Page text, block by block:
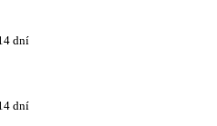
dní
dní